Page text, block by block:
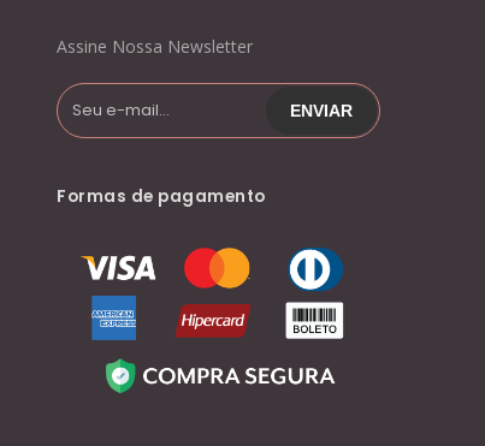
Assine Nossa Newsletter
Formas de pagamento